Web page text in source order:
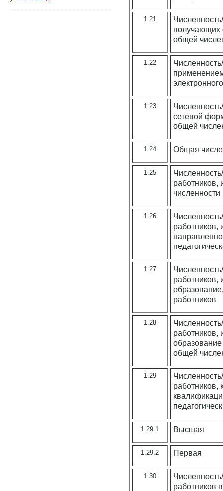
1.21
получающих
общей
1.22
1.23
сетевой
общей
1.24 Общая
1.25
численности
1.26
работников,
1.27
работников
1.28
общей
1.29
работников,
1.29.1 Высшая
1.29.2 Первая
1.30
работников